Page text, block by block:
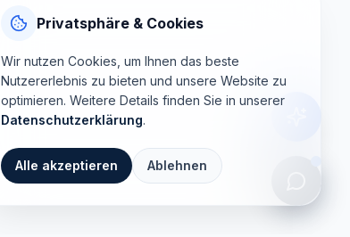
Privatsphäre & Cookies
Wir nutzen Cookies, um Ihnen das beste
Nutzererlebnis zu bieten und unsere Website zu
optimieren. Weitere Details finden Sie in unserer
Datenschutzerklärung.
Alle akzeptieren Ablehnen